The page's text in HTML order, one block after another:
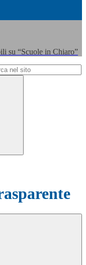
su “Scuole in Chiaro”